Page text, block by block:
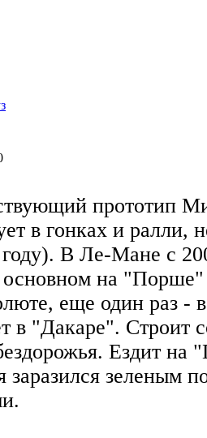
прототип
в гонках и ралли,
году). В Ле-Мане с
основном на
еще один раз -
в "Дакаре". Строит
Ездит
заразился зеленым